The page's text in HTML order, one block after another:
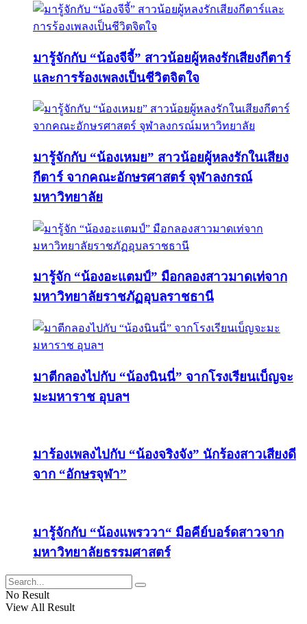
มารู้จักกับ “น้องจีจี้” สาวน้อยผู้หลงรักเสียงกีตาร์
และการร้องเพลงเป็นชีวิตจิตใจ
มารู้จักกับ “น้องเหมย” สาวน้อยผู้หลงรักในเสียง
กีตาร์ จากคณะอักษรศาสตร์ จุฬาลงกรณ์
มหาวิทยาลัย
มารู้จัก “น้องอะแตมป์” มือกลองสาวมาดเท่จาก
มหาวิทยาลัยราชภัฏอุบลราชธานี
มาตีกลองไปกับ “น้องนินนี่” จากโรงเรียนเบ็ญจะ
มะมหาราช อุบลฯ
มาร้องเพลงไปกับ “น้องจริงจัง” นักร้องสาวเสียงดี
จาก “อักษรจุฬา”
มารู้จักกับ “น้องแพรววา“ มือคีย์บอร์ดสาวจาก
มหาวิทยาลัยธรรมศาสตร์
No Result
View All Result